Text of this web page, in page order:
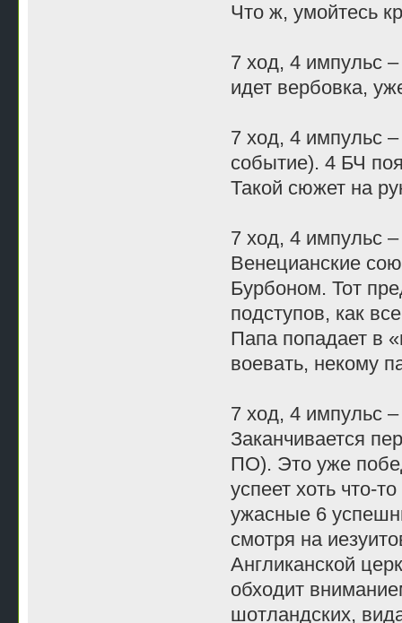
Что ж, умойтесь
7 ход, 4 импульс
идет вербовка,
7 ход, 4 импульс
событие). 4 БЧ
Такой сюжет на
7 ход, 4 импульс
Венецианские
Бурбоном. Тот
подступов, как
Папа попадает в
воевать, некому
7 ход, 4 импульс
Заканчивается
ПО). Это уже
успеет хоть что-
ужасные 6
смотря на
Англиканской
обходит
шотландских,